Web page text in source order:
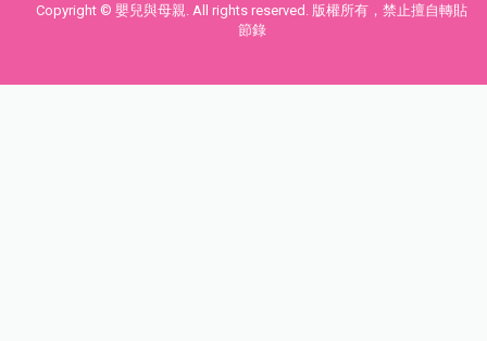
Copyright © 嬰兒與母親. All rights reserved. 版權所有，禁止擅自轉貼
節錄